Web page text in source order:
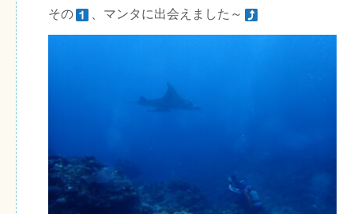
その 、マンタに出会えました～